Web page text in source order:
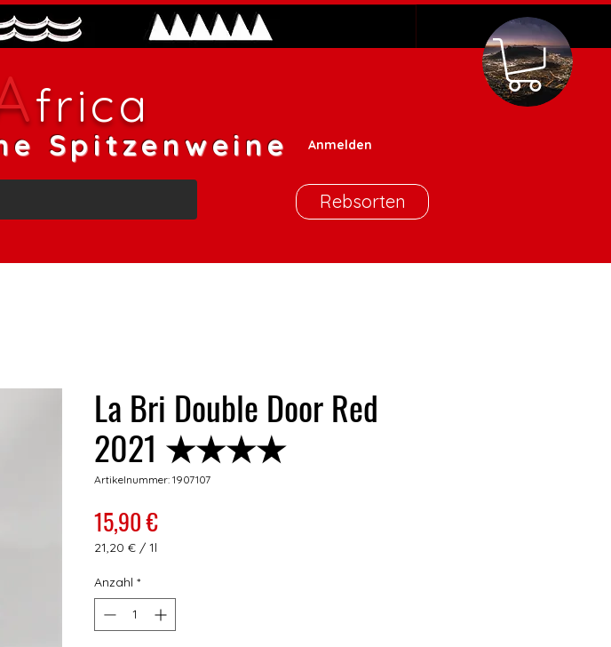
frica
Spitzenweine Anmelden
Rebsorten
La Bri Double Door Red
2021 ★★★★
Artikelnummer: 1907107
15,90 €Preis
21,20 € / 1l
pro
1
Liter
Anzahl *